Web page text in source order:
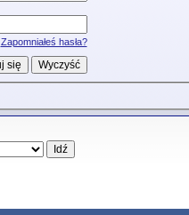
Zapomniałeś hasła?